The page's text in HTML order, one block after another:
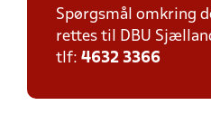
Spørgsmål omkring
rettes til DBU
tlf: 4632 3366